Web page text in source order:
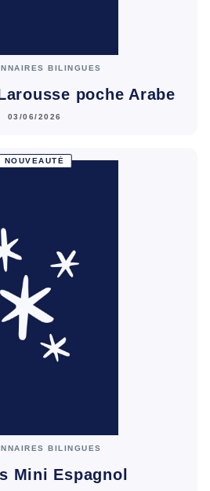
BILINGUES
poche Arabe
03/06/2026
NOUVEAUTÉ
BILINGUES
Mini Espagnol